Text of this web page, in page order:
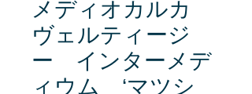
メディオカルカ
ヴェルティージ
ー インターメデ
ィウム ‘マツシ